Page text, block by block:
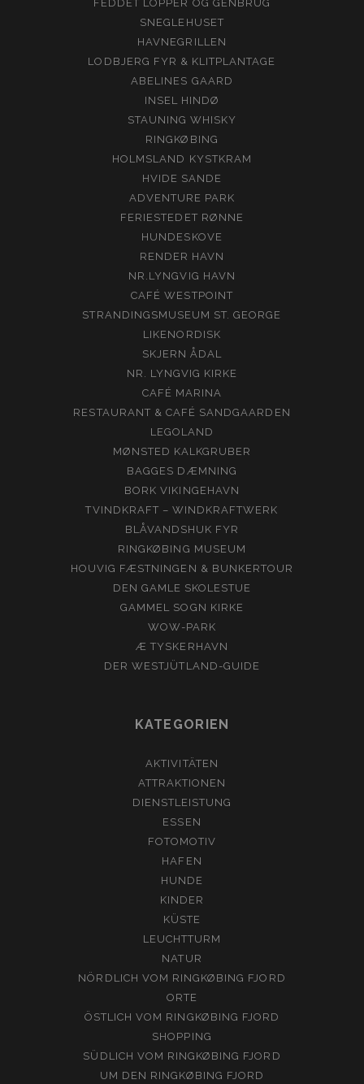
FEDDET LOPPER OG GENBRUG
SNEGLEHUSET
HAVNEGRILLEN
LODBJERG FYR & KLITPLANTAGE
ABELINES GAARD
INSEL HINDØ
STAUNING WHISKY
RINGKØBING
HOLMSLAND KYSTKRAM
HVIDE SANDE
ADVENTURE PARK
FERIESTEDET RØNNE
HUNDESKOVE
RENDER HAVN
NR.LYNGVIG HAVN
CAFÉ WESTPOINT
STRANDINGSMUSEUM ST. GEORGE
LIKENORDISK
SKJERN ÅDAL
NR. LYNGVIG KIRKE
CAFÉ MARINA
RESTAURANT & CAFÉ SANDGAARDEN
LEGOLAND
MØNSTED KALKGRUBER
BAGGES DÆMNING
BORK VIKINGEHAVN
TVINDKRAFT – WINDKRAFTWERK
BLÅVANDSHUK FYR
RINGKØBING MUSEUM
HOUVIG FÆSTNINGEN & BUNKERTOUR
DEN GAMLE SKOLESTUE
GAMMEL SOGN KIRKE
WOW-PARK
Æ TYSKERHAVN
DER WESTJÜTLAND-GUIDE
KATEGORIEN
AKTIVITÄTEN
ATTRAKTIONEN
DIENSTLEISTUNG
ESSEN
FOTOMOTIV
HAFEN
HUNDE
KINDER
KÜSTE
LEUCHTTURM
NATUR
NÖRDLICH VOM RINGKØBING FJORD
ORTE
ÖSTLICH VOM RINGKØBING FJORD
SHOPPING
SÜDLICH VOM RINGKØBING FJORD
UM DEN RINGKØBING FJORD